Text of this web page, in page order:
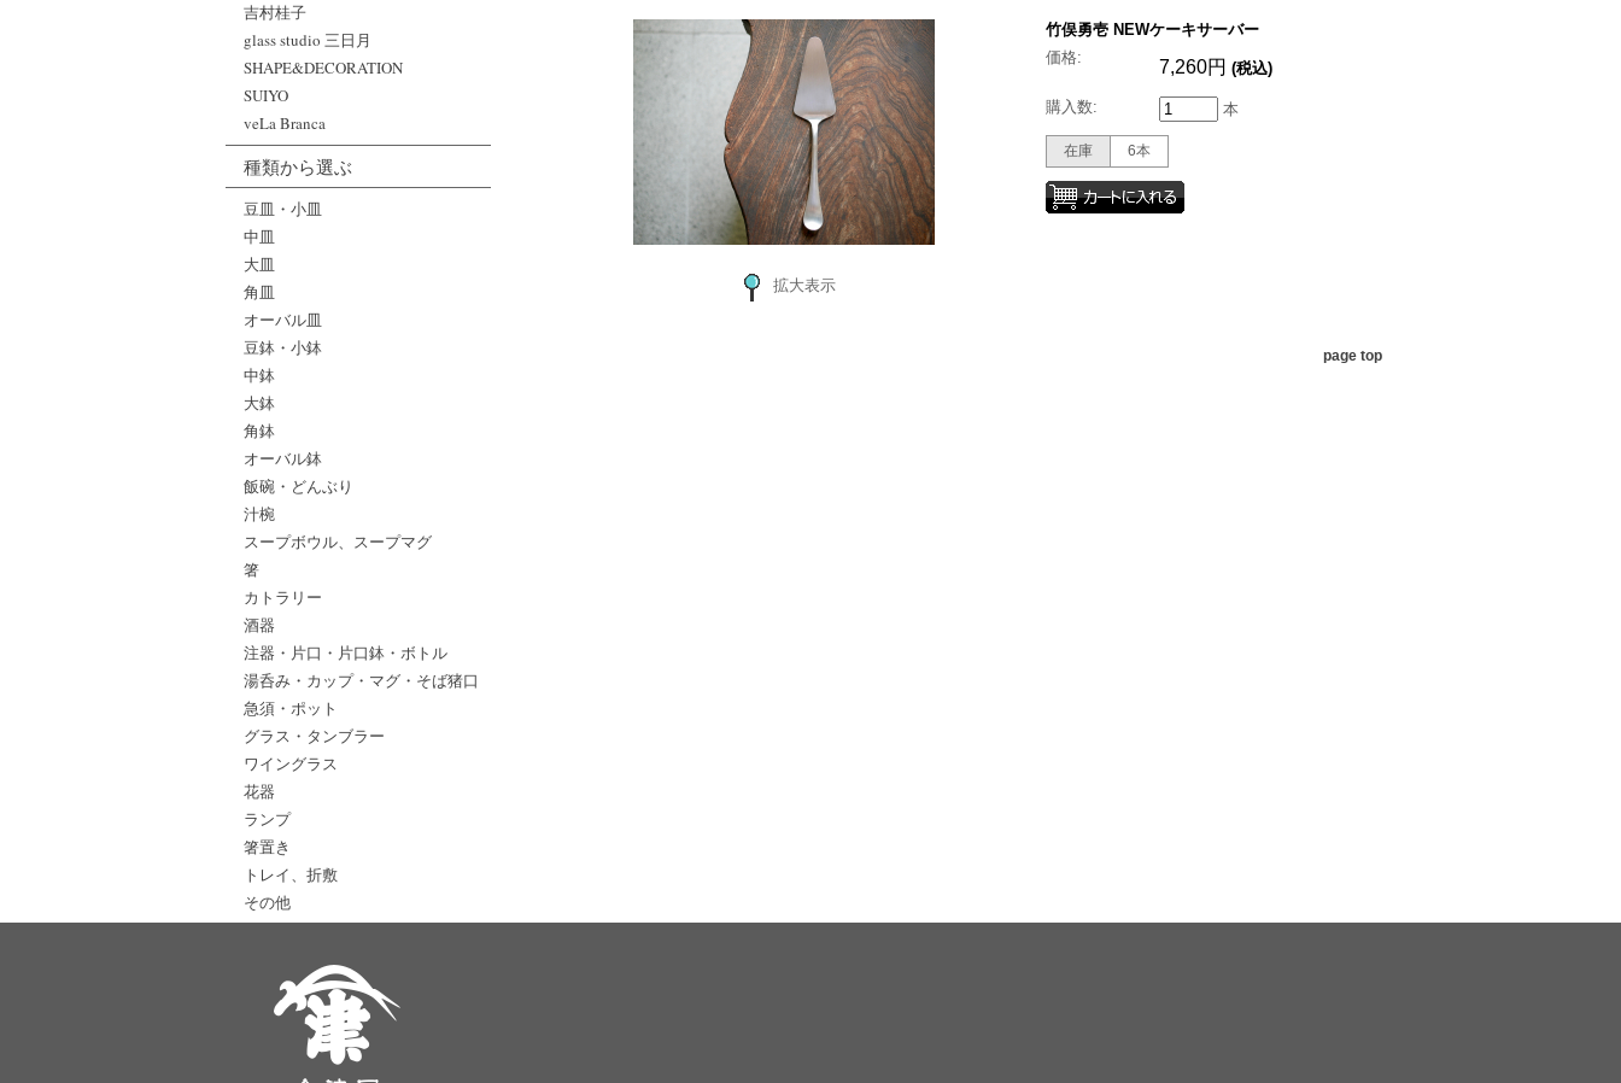
吉村桂子
glass studio 三日月
SHAPE&DECORATION
SUIYO
veLa Branca
種類から選ぶ
豆皿・小皿
中皿
大皿
角皿
オーバル皿
豆鉢・小鉢
中鉢
大鉢
角鉢
オーバル鉢
飯碗・どんぶり
汁椀
スープボウル、スープマグ
箸
カトラリー
酒器
注器・片口・片口鉢・ボトル
湯呑み・カップ・マグ・そば猪口
急須・ポット
グラス・タンブラー
ワイングラス
花器
ランプ
箸置き
トレイ、折敷
その他
拡大表示
竹俣勇壱 NEWケーキサーバー
価格:
7,260円 (税込)
購入数: 本
在庫 6本
page top